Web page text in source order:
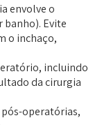
envolve o
Evite
o inchaço,
incluindo
da cirurgia
pós-operatórias,